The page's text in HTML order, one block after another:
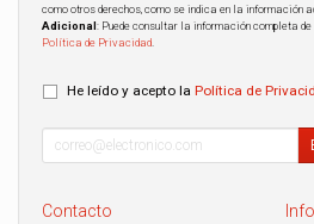
como otros derechos, como se indica en la información
Adicional: Puede consultar la información completa
Política de Privacidad
He leído y acepto la Política de
Contacto